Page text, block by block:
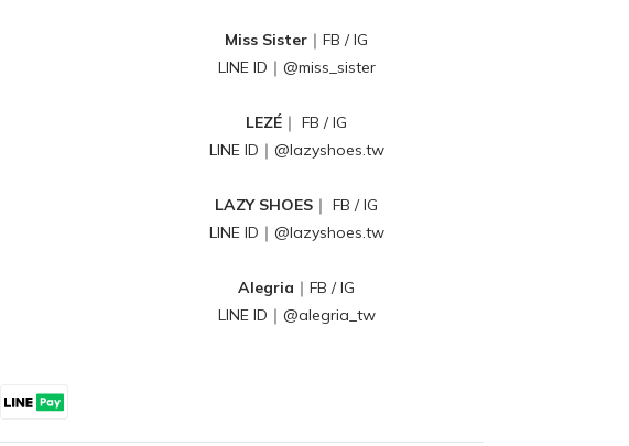
Miss Sister ｜ FB /IG
LINE ID｜ @miss_sister
LEZÉ ｜ FB /IG
LINE ID｜ @lazyshoes.tw
LAZY SHOES ｜ FB /IG
LINE ID｜ @lazyshoes.tw
Alegria ｜ FB /IG
LINE ID｜ @alegria_tw